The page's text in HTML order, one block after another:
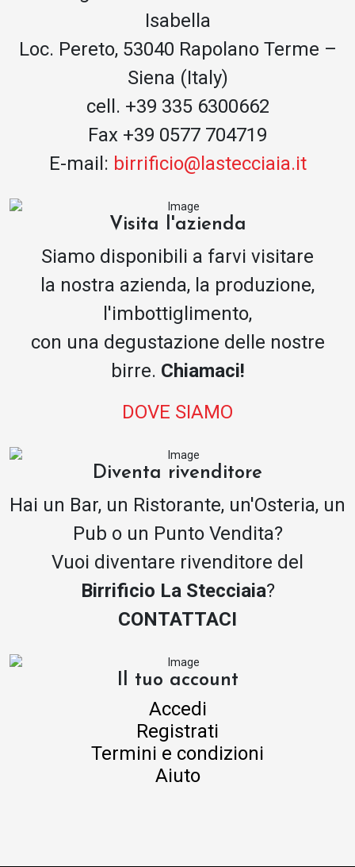
Isabella
Loc. Pereto, 53040 Rapolano Terme –
Siena (Italy)
cell. +39 335 6300662
Fax +39 0577 704719
E-mail: birrificio@lastecciaia.it
Visita l'azienda
Siamo disponibili a farvi visitare
la nostra azienda, la produzione,
l'imbottiglimento,
con una degustazione delle nostre
birre. Chiamaci!
DOVE SIAMO
Diventa rivenditore
Hai un Bar, un Ristorante, un'Osteria, un
Pub o un Punto Vendita?
Vuoi diventare rivenditore del
Birrificio La Stecciaia?
CONTATTACI
Il tuo account
Accedi
Registrati
Termini e condizioni
Aiuto